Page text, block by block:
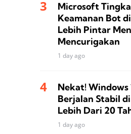
Microsoft
Keamanan Bot
Lebih Pintar
Mencurigakan
1 day ago
Nekat! Windows
Berjalan Stabil
Lebih Dari 20
1 day ago